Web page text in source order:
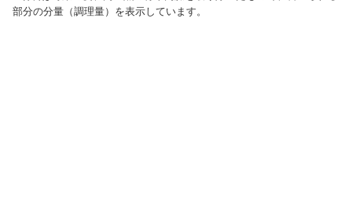
部分の分量（調理量）を表示しています。